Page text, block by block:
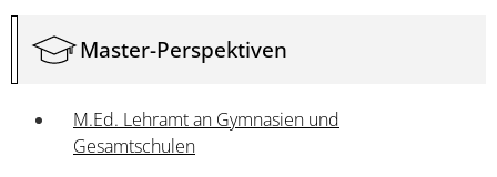
Master-Perspektiven
M.Ed. Lehramt an Gymnasien und
Gesamtschulen